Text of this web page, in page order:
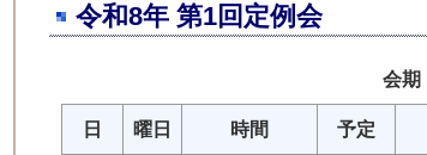
令和8年 第1回定例会
会期
日 曜日 時間 予定